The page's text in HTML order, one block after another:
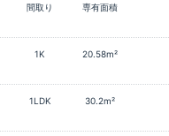
間取り
専有面積
1K
20.58m²
1LDK
30.2m²